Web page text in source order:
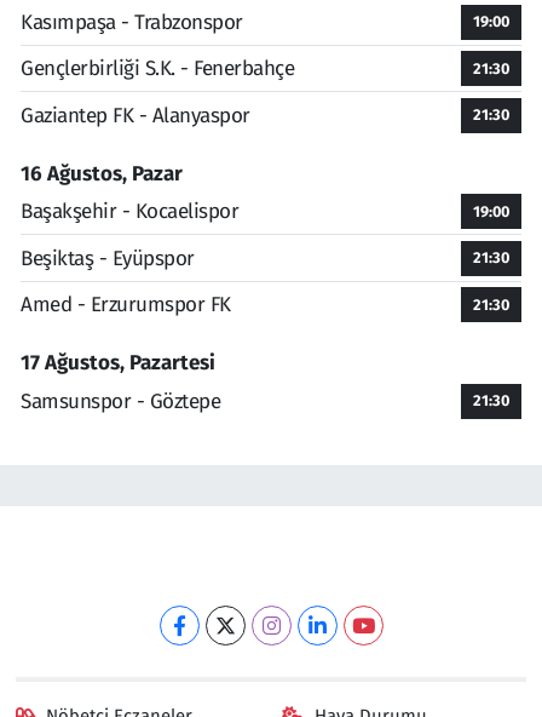
Kasımpaşa - Trabzonspor 19:00
Gençlerbirliği S.K. - Fenerbahçe 21:30
Gaziantep FK - Alanyaspor 21:30
16 Ağustos, Pazar
Başakşehir - Kocaelispor
19:00
Beşiktaş - Eyüpspor 21:30
Amed - Erzurumspor FK 21:30
17 Ağustos, Pazartesi
Samsunspor - Göztepe
21:30